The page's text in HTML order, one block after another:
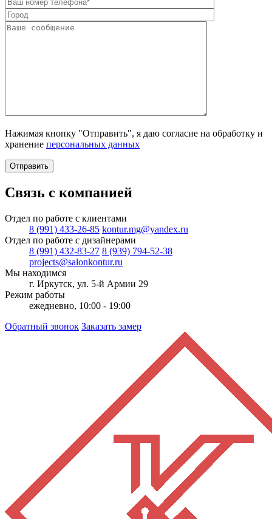
Нажимая кнопку "Отправить", я даю согласие на обработку и
хранение персональных данных
Отправить
Связь с компанией
Отдел по работе с клиентами
8 (991) 433-26-85 kontur.mg@yandex.ru
Отдел по работе с дизайнерами
8 (991) 432-83-27 8 (939) 794-52-38
projects@salonkontur.ru
Мы находимся
г. Иркутск, ул. 5-й Армии 29
Режим работы
ежедневно, 10:00 - 19:00
Обратный звонок Заказать замер